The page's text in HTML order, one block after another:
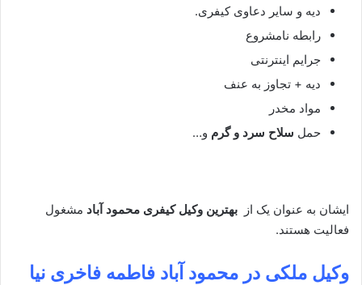
دیه و سایر دعاوی کیفری.
رابطه نامشروع
جرایم اینترنتی
دیه + تجاوز به عنف
مواد مخدر
حمل سلاح سرد و گرم و…
ایشان به عنوان یک از بهترین وکیل کیفری محمود آباد مشغول
فعالیت هستند.
وکیل ملکی در محمود آباد فاطمه فاخری نیا